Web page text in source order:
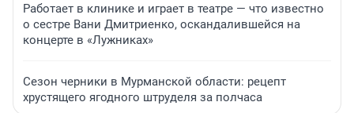
Работает в клинике и играет в театре — что известно
о сестре Вани Дмитриенко, оскандалившейся на
концерте в «Лужниках»
Сезон черники в Мурманской области: рецепт
хрустящего ягодного штруделя за полчаса